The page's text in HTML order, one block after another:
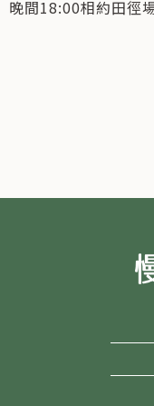
晚間18:00相約田徑